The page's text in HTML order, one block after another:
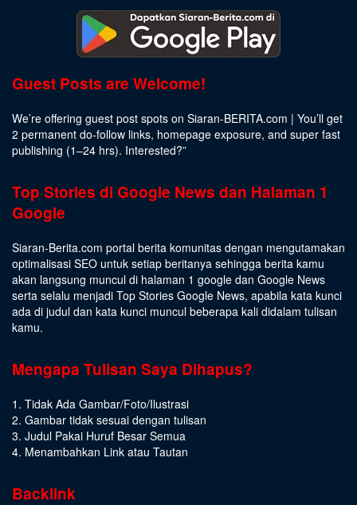
Guest Posts are Welcome!
We’re offering guest post spots on Siaran-BERITA.com | You’ll get
2 permanent do-follow links, homepage exposure, and super fast
publishing (1–24 hrs). Interested?”
Top Stories di Google News dan Halaman 1
Google
Siaran-Berita.com portal berita komunitas dengan mengutamakan
optimalisasi SEO untuk setiap beritanya sehingga berita kamu
akan langsung muncul di halaman 1 google dan Google News
serta selalu menjadi Top Stories Google News, apabila kata kunci
ada di judul dan kata kunci muncul beberapa kali didalam tulisan
kamu.
Mengapa Tulisan Saya Dihapus?
1. Tidak Ada Gambar/Foto/Ilustrasi
2. Gambar tidak sesuai dengan tulisan
3. Judul Pakai Huruf Besar Semua
4. Menambahkan Link atau Tautan
Backlink